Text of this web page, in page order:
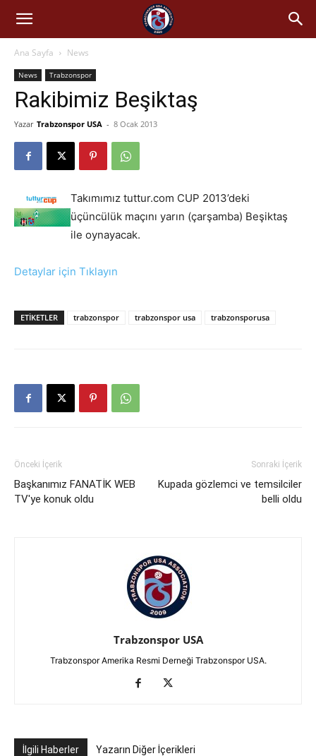
Ana Sayfa News
News Trabzonspor
Rakibimiz Beşiktaş
Yazar Trabzonspor USA - 8 Ocak 2013
Takımımız tuttur.com CUP 2013’deki
üçüncülük maçını yarın (çarşamba) Beşiktaş
ile oynayacak.
Detaylar için Tıklayın
ETIKETLER trabzonspor trabzonspor usa trabzonsporusa
Önceki İçerik
Başkanımız FANATİK WEB
TV'ye konuk oldu
Sonraki İçerik
Kupada gözlemci ve temsilciler
belli oldu
Trabzonspor USA
Trabzonspor Amerika Resmi Derneği Trabzonspor USA.
İlgili Haberler Yazarın Diğer İçerikleri